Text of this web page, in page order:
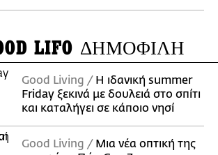
LIFO ΔΗΜΟΦΙΛΗ
Good Living
Η ιδανική summer
Friday ξεκινά με δουλειά στο σπίτι
και καταλήγει σε κάποιο νησί
Good Living
Μια νέα οπτική της